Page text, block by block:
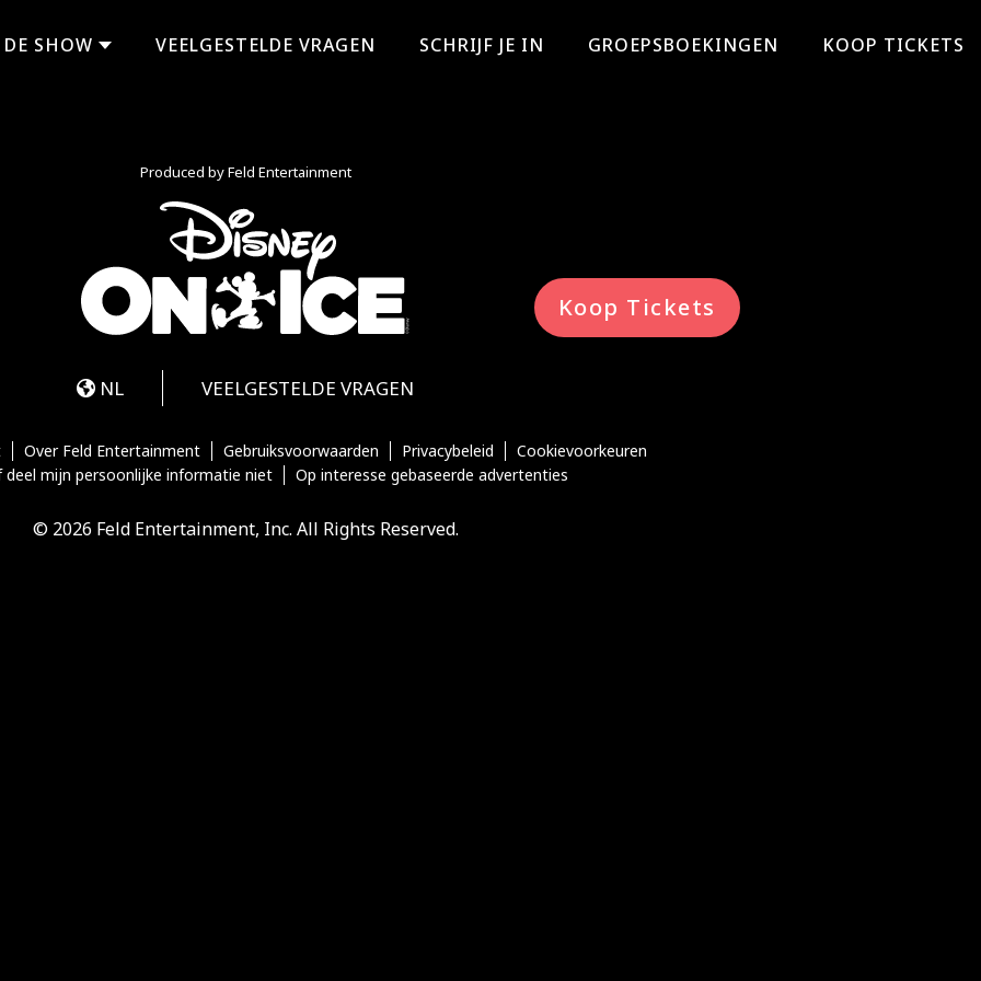
DE SHOW VEELGESTELDE VRAGEN SCHRIJF JE IN GROEPSBOEKINGEN KOOP TICKETS
Produced by Feld Entertainment
Koop Tickets
NL VEELGESTELDE VRAGEN
Over Feld Entertainment Gebruiksvoorwaarden Privacybeleid
Cookievoorkeuren
deel mijn persoonlijke informatie niet
Op interesse gebaseerde advertenties
© 2026 Feld Entertainment, Inc. All Rights Reserved.